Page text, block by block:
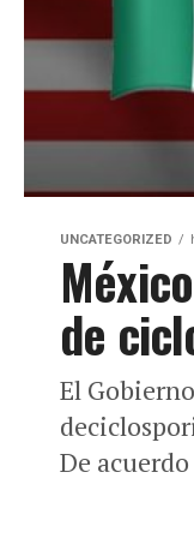
UNCATEGORIZED
de
El
De